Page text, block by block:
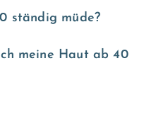
ständig müde?
meine Haut ab 40